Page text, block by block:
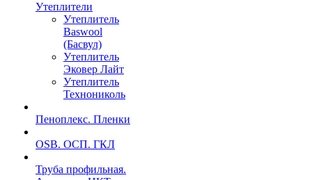
Утеплители
Утеплитель
Baswool
(Басвул)
Утеплитель
Эковер Лайт
Утеплитель
Технониколь
Пеноплекс. Пленки
OSB. ОСП. ГКЛ
Труба профильная.